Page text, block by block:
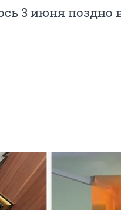
3 июня поздно